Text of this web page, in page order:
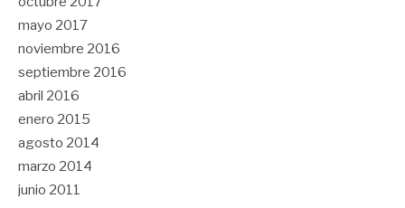
mayo 2017
noviembre 2016
septiembre 2016
abril 2016
enero 2015
agosto 2014
marzo 2014
junio 2011